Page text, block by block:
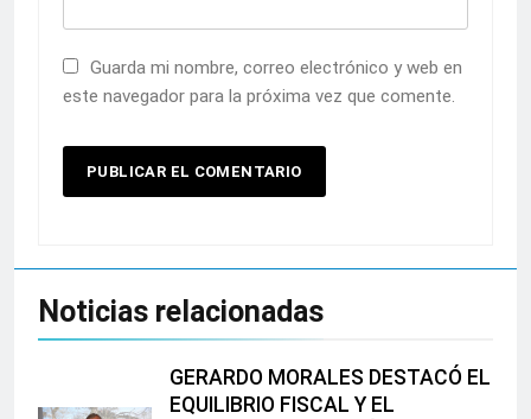
Guarda mi nombre, correo electrónico y web en
este navegador para la próxima vez que comente.
Noticias relacionadas
GERARDO MORALES DESTACÓ EL
EQUILIBRIO FISCAL Y EL